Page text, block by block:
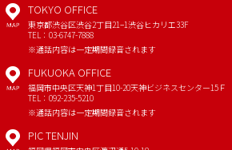
MAP
TOKYO OFFICE
東京都渋谷区渋谷2丁目21−1渋谷ヒカリエ33F
TEL：03-6747-7888
※通話内容は一定期間録音されます
MAP
FUKUOKA OFFICE
福岡市中央区天神1丁目10-20天神ビジネスセンター15Ｆ
TEL：092-235-5210
※通話内容は一定期間録音されます
PIC TENJIN